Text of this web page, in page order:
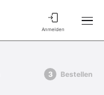
Anmelden
Bestellen